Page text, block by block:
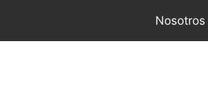
Nosotros